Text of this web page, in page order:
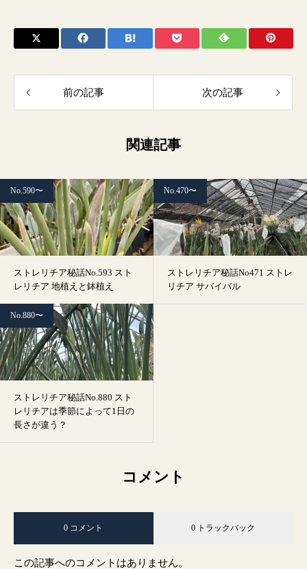
前の記事 次の記事
関連記事
No.590〜
ストレリチア秘話No.593 スト
レリチア 地植えと鉢植え
No.470〜
ストレリチア秘話No471 ストレ
リチア サバイバル
No.880〜
ストレリチア秘話No.880 スト
レリチアは季節によって1日の
長さが違う？
コメント
0 コメント 0 トラックバック
この記事へのコメントはありません。